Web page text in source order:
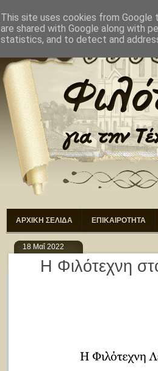
ΑΡΧΙΚΗ ΣΚΟΠΟΙ
ΑΡΧΙΚΗ ΣΕΛΙΔΑ ΕΠΙΚΑΙΡΟΤΗΤΑ
18 Μαΐ 2022
Η Φιλότεχνη
This site uses cookies from Google
are shared with Google along with
statistics, and to detect and